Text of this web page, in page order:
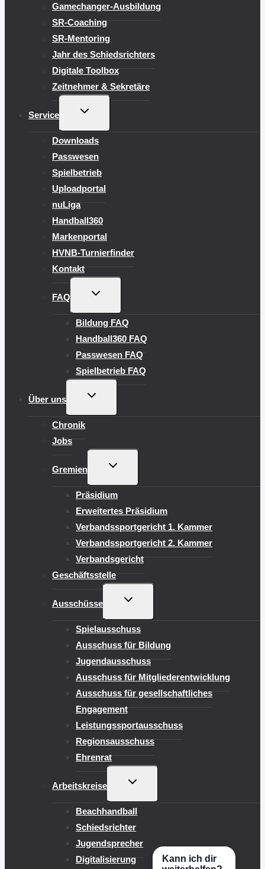
Kann ich dir
Gamechanger-Ausbildung
SR-Coaching
SR-Mentoring
Jahr des Schiedsrichters
Digitale Toolbox
Zeitnehmer & Sekretäre
Service
UNTERMENÜ
Downloads
Passwesen
Spielbetrieb
Uploadportal
nuLiga
Handball360
Markenportal
HVNB-Turnierfinder
Kontakt
FAQ
UNTERMENÜ
Bildung FAQ
Handball360 FAQ
Passwesen FAQ
Spielbetrieb FAQ
Über uns
UNTERMENÜ
Chronik
Jobs
Gremien
UNTERMENÜ
Präsidium
Erweitertes Präsidium
Verbandssportgericht 1. Kammer
Verbandssportgericht 2. Kammer
Verbandsgericht
Geschäftsstelle
Ausschüsse
UNTERMENÜ
Spielausschuss
Ausschuss für Bildung
Jugendausschuss
Ausschuss für Mitgliederentwicklung
Ausschuss für gesellschaftliches
Engagement
Leistungssportausschuss
Regionsausschuss
Ehrenrat
Arbeitskreise
UNTERMENÜ
Beachhandball
Schiedsrichter
Jugendsprecher
Digitalisierung